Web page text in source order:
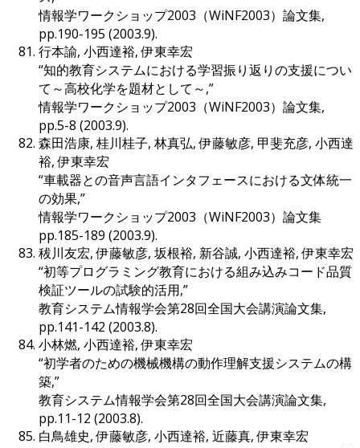
情報学ワークショップ2003（WiNF2003）論文集,
pp.190-195 (2003.9).
行本諭, 小西達裕, 伊東幸宏
“知的教育システムにおける学習振り返りの支援につい
て～高校化学を題材として～,”
情報学ワークショップ2003（WiNF2003）論文集,
pp.5-8 (2003.9).
森田浩康, 桂川桂子, 林真弘, 伊藤敏彦, 甲斐充彦, 小西達
裕, 伊東幸宏
“車載器との音声言語インタフェースにおける文体統一
の効果,”
情報学ワークショップ2003（WiNF2003）論文集
pp.185-189 (2003.9).
秡川友宏, 伊藤敏彦, 坂根裕, 新谷誠, 小西達裕, 伊東幸宏
“初等プログラミング教育における組み込みコード品質
検証ツールの試験的活用,”
教育システム情報学会第28回全国大会講演論文集,
pp.141-142 (2003.8).
小林燃, 小西達裕, 伊東幸宏
“初学者のための機械機構の動作理解支援システムの構
築,”
教育システム情報学会第28回全国大会講演論文集,
pp.11-12 (2003.8).
白鳥雄史, 伊藤敏彦, 小西達裕, 近藤真, 伊東幸宏